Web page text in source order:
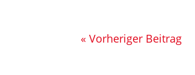
« Vorheriger Beitrag